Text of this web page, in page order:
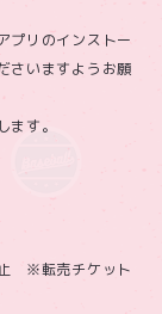
プリのインストー
さいますようお願
す。
※転売チケット